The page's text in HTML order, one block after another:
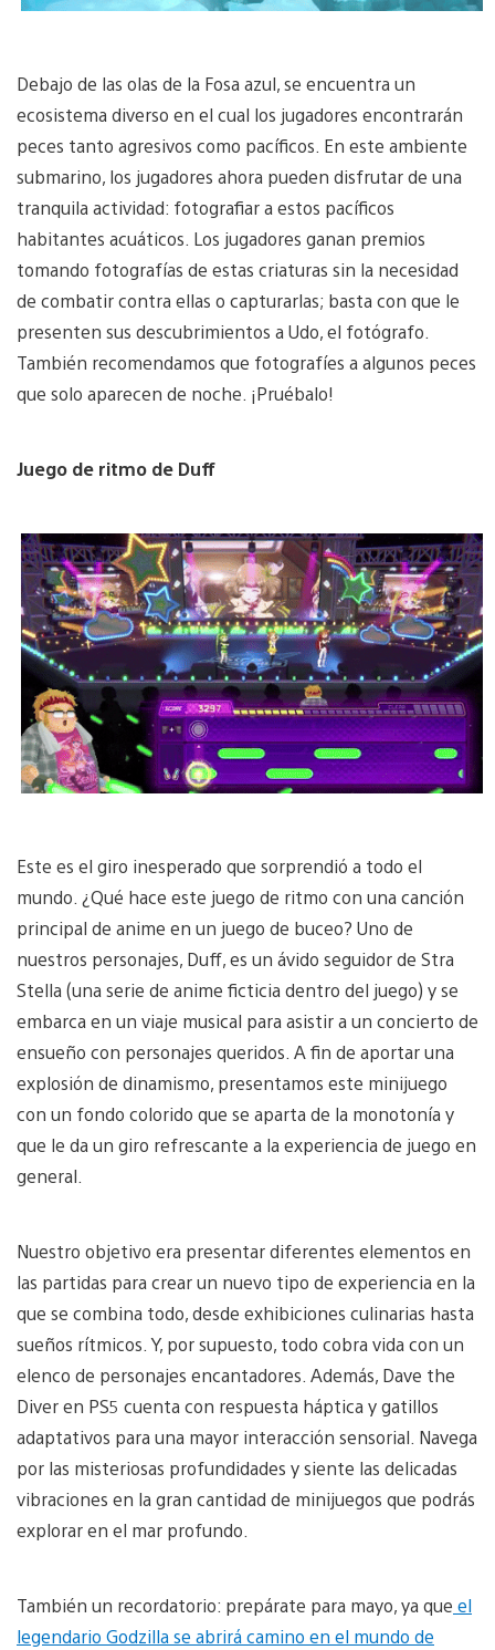
Debajo de las olas de la Fosa azul, se encuentra un
ecosistema diverso en el cual los jugadores encontrarán
peces tanto agresivos como pacíficos. En este ambiente
submarino, los jugadores ahora pueden disfrutar de una
tranquila actividad: fotografiar a estos pacíficos
habitantes acuáticos. Los jugadores ganan premios
tomando fotografías de estas criaturas sin la necesidad
de combatir contra ellas o capturarlas; basta con que le
presenten sus descubrimientos a Udo, el fotógrafo.
También recomendamos que fotografíes a algunos peces
que solo aparecen de noche. ¡Pruébalo!
Juego de ritmo de Duff
Este es el giro inesperado que sorprendió a todo el
mundo. ¿Qué hace este juego de ritmo con una canción
principal de anime en un juego de buceo? Uno de
nuestros personajes, Duff, es un ávido seguidor de Stra
Stella (una serie de anime ficticia dentro del juego) y se
embarca en un viaje musical para asistir a un concierto de
ensueño con personajes queridos. A fin de aportar una
explosión de dinamismo, presentamos este minijuego
con un fondo colorido que se aparta de la monotonía y
que le da un giro refrescante a la experiencia de juego en
general.
Nuestro objetivo era presentar diferentes elementos en
las partidas para crear un nuevo tipo de experiencia en la
que se combina todo, desde exhibiciones culinarias hasta
sueños rítmicos. Y, por supuesto, todo cobra vida con un
elenco de personajes encantadores. Además, Dave the
Diver en PS5 cuenta con respuesta háptica y gatillos
adaptativos para una mayor interacción sensorial. Navega
por las misteriosas profundidades y siente las delicadas
vibraciones en la gran cantidad de minijuegos que podrás
explorar en el mar profundo.
También un recordatorio: prepárate para mayo, ya que el
legendario Godzilla se abrirá camino en el mundo de